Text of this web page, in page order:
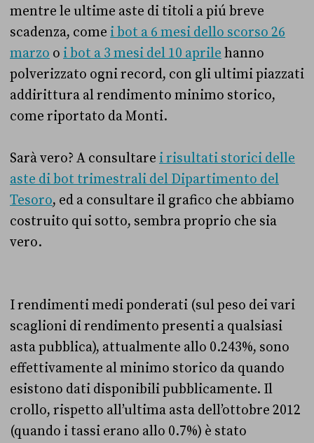
mentre le ultime aste di titoli a piú breve
scadenza, come i bot a 6 mesi dello scorso 26
marzo o i bot a 3 mesi del 10 aprile hanno
polverizzato ogni record, con gli ultimi piazzati
addirittura al rendimento minimo storico,
come riportato da Monti.
Sarà vero? A consultare i risultati storici delle
aste di bot trimestrali del Dipartimento del
Tesoro, ed a consultare il grafico che abbiamo
costruito qui sotto, sembra proprio che sia
vero.
I rendimenti medi ponderati (sul peso dei vari
scaglioni di rendimento presenti a qualsiasi
asta pubblica), attualmente allo 0.243%, sono
effettivamente al minimo storico da quando
esistono dati disponibili pubblicamente. Il
crollo, rispetto all’ultima asta dell’ottobre 2012
(quando i tassi erano allo 0.7%) è stato